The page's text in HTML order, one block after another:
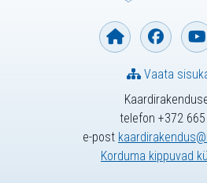
telefon +372
e-post
Korduma kippuvad
Vaata